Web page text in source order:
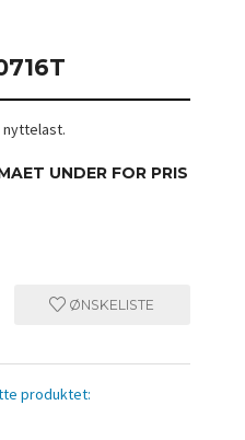
nyttelast.
UNDER FOR PRIS
ØNSKELISTE
produktet: